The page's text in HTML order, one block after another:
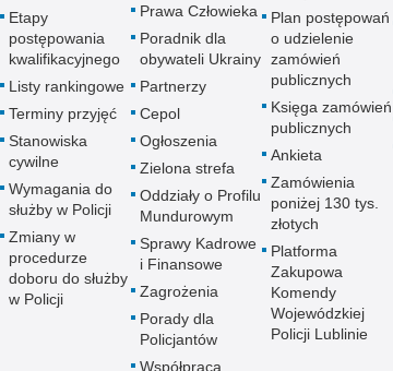
Etapy
postępowania
kwalifikacyjnego
Listy rankingowe
Terminy przyjęć
Stanowiska
cywilne
Wymagania do
służby w Policji
Zmiany w
procedurze
doboru do służby
w Policji
Prawa Człowieka
Poradnik dla
obywateli Ukrainy
Partnerzy
Cepol
Ogłoszenia
Zielona strefa
Oddziały o Profilu
Mundurowym
Sprawy Kadrowe
i Finansowe
Zagrożenia
Porady dla
Policjantów
Współpraca
Plan postępowań
o udzielenie
zamówień
publicznych
Księga zamówień
publicznych
Ankieta
Zamówienia
poniżej 130 tys.
złotych
Platforma
Zakupowa
Komendy
Wojewódzkiej
Policji Lublinie